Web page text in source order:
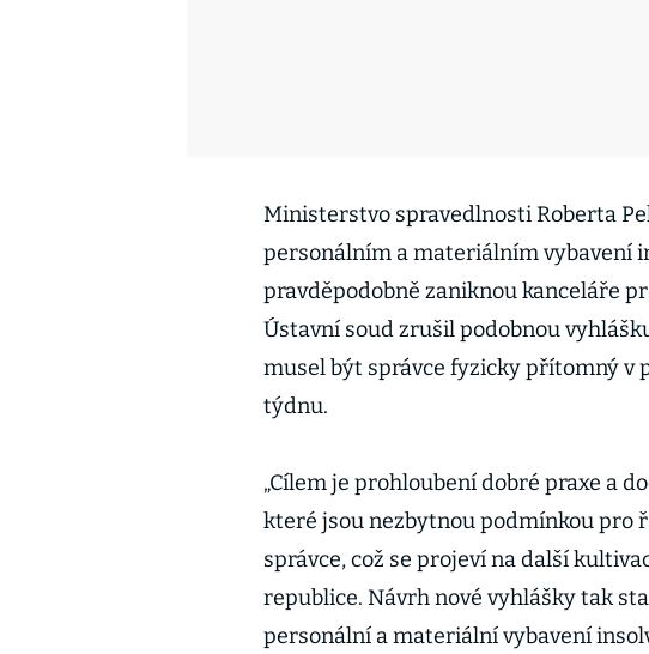
Ministerstvo spravedlnosti Roberta
personálním a materiálním vybavení
pravděpodobně zaniknou kanceláře
Ústavní soud zrušil podobnou
musel být správce fyzicky přítomný v
týdnu.
„Cílem je prohloubení dobré praxe a
které jsou nezbytnou podmínkou pro
správce, což se projeví na další
republice. Návrh nové vyhlášky tak
personální a materiální vybavení